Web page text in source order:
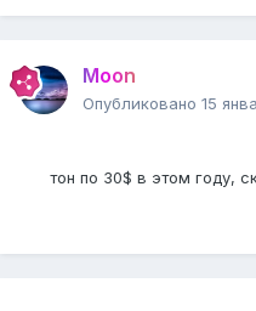
Moon
Опубликовано 15
тон по 30$ в этом году,